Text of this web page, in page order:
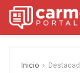
Inicio